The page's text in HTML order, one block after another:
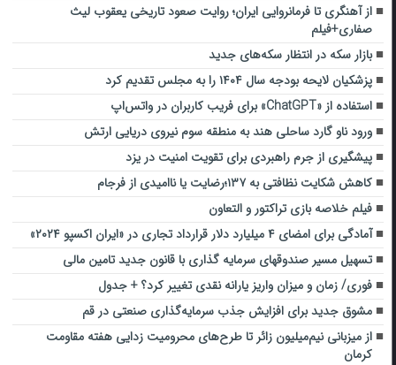
از آهنگری تا فرمانروایی ایران؛ روایت صعود تاریخی یعقوب لیث
صفاری+فیلم
بازار سکه در انتظار سکه‌های جدید
پزشکیان لایحه بودجه سال ۱۴۰۴ را به مجلس تقدیم کرد
استفاده از «ChatGPT» برای فریب کاربران در واتس‌اپ
ورود ناو گارد ساحلی هند به منطقه سوم نیروی دریایی ارتش
پیشگیری از جرم راهبردی برای تقویت امنیت در یزد
کاهش شکایت نظافتی به ۱۳۷؛رضایت یا ناامیدی از فرجام
فیلم خلاصه بازی تراکتور و التعاون
آمادگی برای امضای ۴ میلیارد دلار قرارداد تجاری در «ایران اکسپو ۲۰۲۴»
تسهیل مسیر صندوقهای سرمایه گذاری با قانون جدید تامین مالی
فوری/ زمان و میزان واریز یارانه نقدی تغییر کرد؟ + جدول
مشوق جدید برای افزایش جذب سرمایه‌گذاری صنعتی در قم
از میزبانی نیم‌میلیون زائر تا طرح‌های محرومیت زدایی هفته مقاومت
کرمان